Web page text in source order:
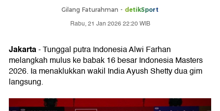
Gilang Faturahman - detikSport
Rabu, 21 Jan 2026 22:20 WIB
Jakarta- Tunggal putra Indonesia Alwi Farhan
melangkah mulus ke babak 16 besar Indonesia Masters
2026. Ia menaklukkan wakil India Ayush Shetty dua gim
langsung.